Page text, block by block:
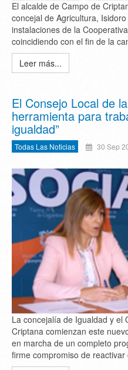
El alcalde de Campo de
concejal de Agricultura,
instalaciones de la
coincidiendo con el fin de la
Leer más...
El Consejo Local de
herramienta para
igualdad”
Todas Las Noticias 30 Sep
La concejalía de Igualdad y el
Criptana comienzan este
en marcha de un completo
firme compromiso de reactivar